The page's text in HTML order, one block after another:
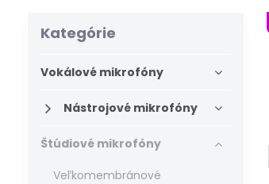
Kategórie
Vokálové mikrofóny
Nástrojové mikrofóny
Štúdiové mikrofóny
Veľkomembránové